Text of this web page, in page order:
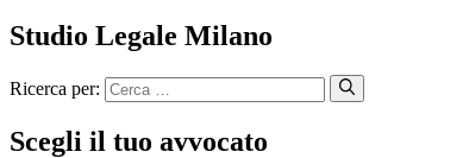
Studio Legale Milano
Ricerca per:
Scegli il tuo avvocato